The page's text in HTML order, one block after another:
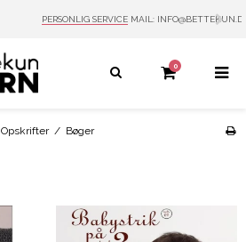
MAIL: INFO@BETTEKUN.DK
0
Opskrifter / Bøger